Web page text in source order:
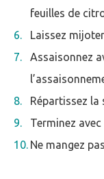
feuilles de
Laissez
Assaisonnez
Répartissez la
Terminez
Ne mangez